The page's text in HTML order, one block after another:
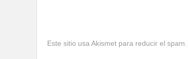
Este sitio usa Akismet para reducir el spam.